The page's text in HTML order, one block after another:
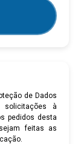
de Dados
solicitações à
pedidos desta
feitas as